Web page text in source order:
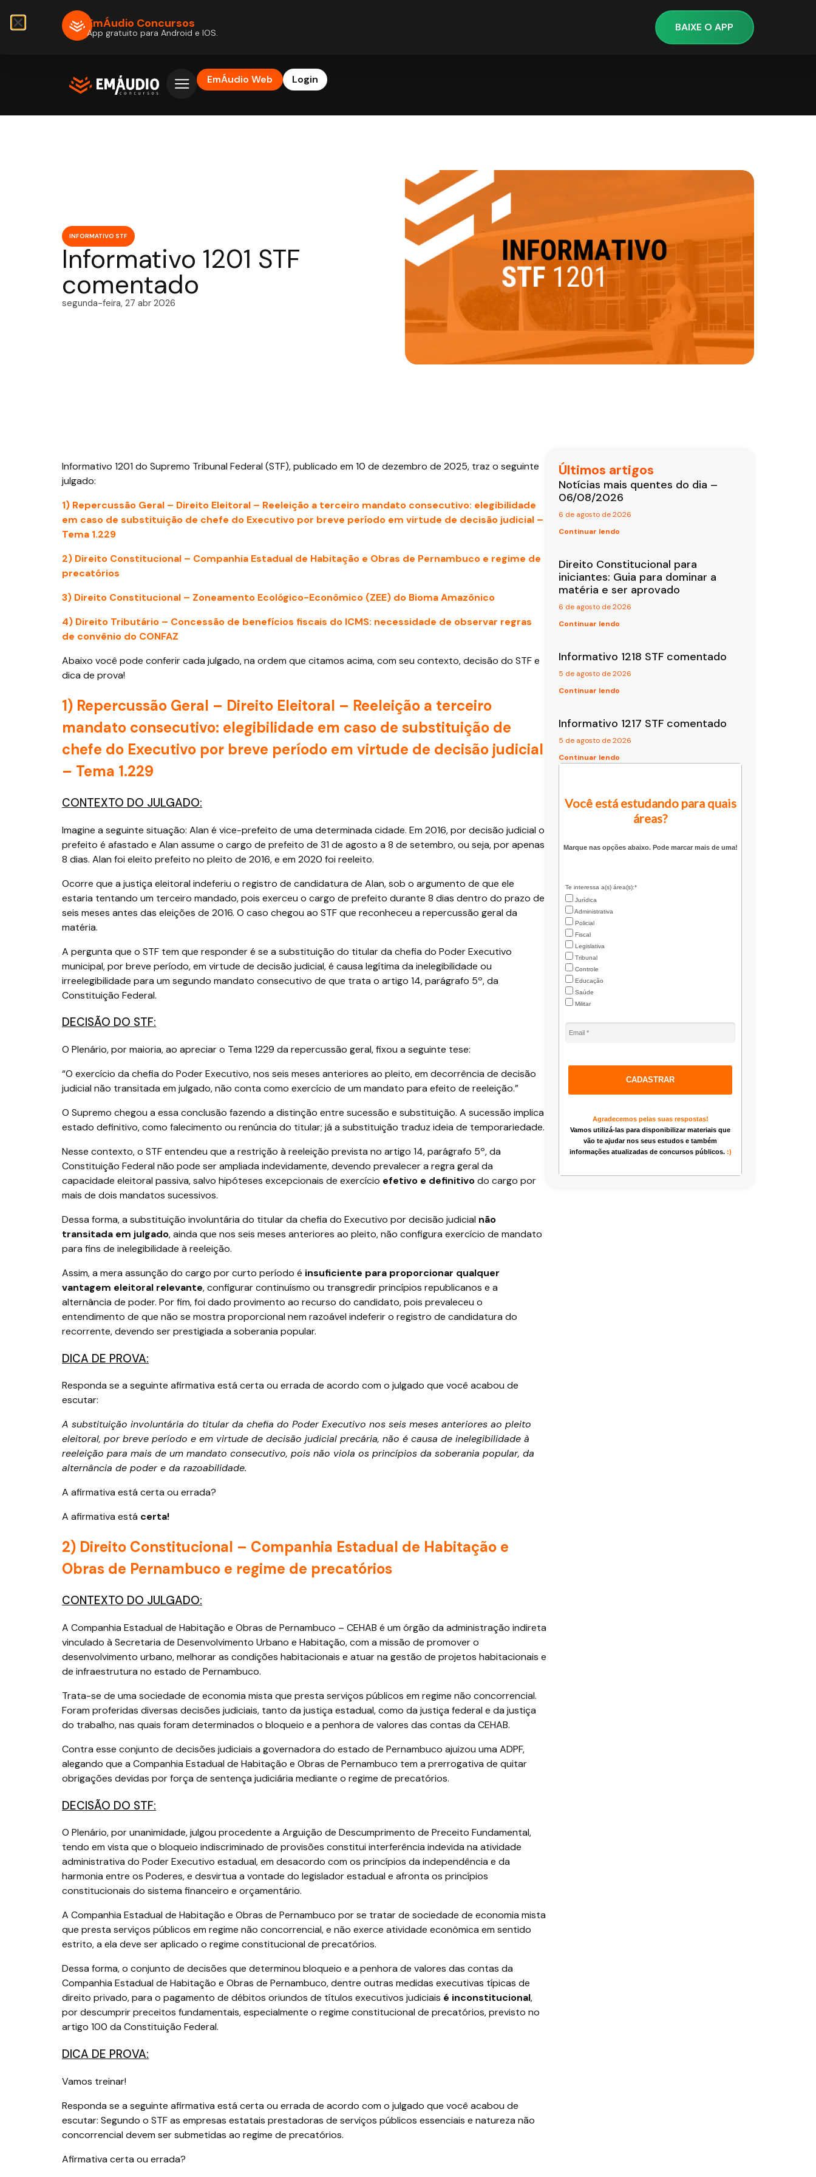
EmÁudio Web Login
INFORMATIVO STF
Informativo 1201 STF
comentado
segunda-feira, 27 abr 2026
Informativo 1201 do Supremo Tribunal Federal (STF), publicado em 10 de dezembro de 2025, traz o seguinte
julgado:
1) Repercussão Geral – Direito Eleitoral – Reeleição a terceiro mandato consecutivo: elegibilidade
em caso de substituição de chefe do Executivo por breve período em virtude de decisão judicial –
Tema 1.229
2) Direito Constitucional – Companhia Estadual de Habitação e Obras de Pernambuco e regime de
precatórios
3) Direito Constitucional – Zoneamento Ecológico-Econômico (ZEE) do Bioma Amazônico
4) Direito Tributário – Concessão de benefícios fiscais do ICMS: necessidade de observar regras
de convênio do CONFAZ
Abaixo você pode conferir cada julgado, na ordem que citamos acima, com seu contexto, decisão do STF e
dica de prova!
1) Repercussão Geral – Direito Eleitoral – Reeleição a terceiro
mandato consecutivo: elegibilidade em caso de substituição de
chefe do Executivo por breve período em virtude de decisão judicial
– Tema 1.229
CONTEXTO DO JULGADO:
Imagine a seguinte situação: Alan é vice-prefeito de uma determinada cidade. Em 2016, por decisão judicial o
prefeito é afastado e Alan assume o cargo de prefeito de 31 de agosto a 8 de setembro, ou seja, por apenas
8 dias. Alan foi eleito prefeito no pleito de 2016, e em 2020 foi reeleito.
Ocorre que a justiça eleitoral indeferiu o registro de candidatura de Alan, sob o argumento de que ele
estaria tentando um terceiro mandado, pois exerceu o cargo de prefeito durante 8 dias dentro do prazo de
seis meses antes das eleições de 2016. O caso chegou ao STF que reconheceu a repercussão geral da
matéria.
A pergunta que o STF tem que responder é se a substituição do titular da chefia do Poder Executivo
municipal, por breve período, em virtude de decisão judicial, é causa legítima da inelegibilidade ou
irreelegibilidade para um segundo mandato consecutivo de que trata o artigo 14, parágrafo 5º, da
Constituição Federal.
DECISÃO DO STF:
O Plenário, por maioria, ao apreciar o Tema 1229 da repercussão geral, fixou a seguinte tese:
“O exercício da chefia do Poder Executivo, nos seis meses anteriores ao pleito, em decorrência de decisão
judicial não transitada em julgado, não conta como exercício de um mandato para efeito de reeleição.”
O Supremo chegou a essa conclusão fazendo a distinção entre sucessão e substituição. A sucessão implica
estado definitivo, como falecimento ou renúncia do titular; já a substituição traduz ideia de temporariedade.
Nesse contexto, o STF entendeu que a restrição à reeleição prevista no artigo 14, parágrafo 5º, da
Constituição Federal não pode ser ampliada indevidamente, devendo prevalecer a regra geral da
capacidade eleitoral passiva, salvo hipóteses excepcionais de exercício efetivo e definitivodo cargo por
mais de dois mandatos sucessivos.
Dessa forma, a substituição involuntária do titular da chefia do Executivo por decisão judicial não
transitada em julgado, ainda que nos seis meses anteriores ao pleito, não configura exercício de mandato
para fins de inelegibilidade à reeleição.
Assim, a mera assunção do cargo por curto período é insuficiente para proporcionar qualquer
vantagem eleitoral relevante, configurar continuísmo ou transgredir princípios republicanos e a
alternância de poder. Por fim, foi dado provimento ao recurso do candidato, pois prevaleceu o
entendimento de que não se mostra proporcional nem razoável indeferir o registro de candidatura do
recorrente, devendo ser prestigiada a soberania popular.
DICA DE PROVA:
Responda se a seguinte afirmativa está certa ou errada de acordo com o julgado que você acabou de
escutar:
A substituição involuntária do titular da chefia do Poder Executivo nos seis meses anteriores ao pleito
eleitoral, por breve período e em virtude de decisão judicial precária, não é causa de inelegibilidade à
reeleição para mais de um mandato consecutivo, pois não viola os princípios da soberania popular, da
alternância de poder e da razoabilidade.
A afirmativa está certa ou errada?
A afirmativa está certa!
2) Direito Constitucional – Companhia Estadual de Habitação e
Obras de Pernambuco e regime de precatórios
CONTEXTO DO JULGADO:
A Companhia Estadual de Habitação e Obras de Pernambuco – CEHAB é um órgão da administração indireta
vinculado à Secretaria de Desenvolvimento Urbano e Habitação, com a missão de promover o
desenvolvimento urbano, melhorar as condições habitacionais e atuar na gestão de projetos habitacionais e
de infraestrutura no estado de Pernambuco.
Trata-se de uma sociedade de economia mista que presta serviços públicos em regime não concorrencial.
Foram proferidas diversas decisões judiciais, tanto da justiça estadual, como da justiça federal e da justiça
do trabalho, nas quais foram determinados o bloqueio e a penhora de valores das contas da CEHAB.
Contra esse conjunto de decisões judiciais a governadora do estado de Pernambuco ajuizou uma ADPF,
alegando que a Companhia Estadual de Habitação e Obras de Pernambuco tem a prerrogativa de quitar
obrigações devidas por força de sentença judiciária mediante o regime de precatórios.
DECISÃO DO STF:
O Plenário, por unanimidade, julgou procedente a Arguição de Descumprimento de Preceito Fundamental,
tendo em vista que o bloqueio indiscriminado de provisões constitui interferência indevida na atividade
administrativa do Poder Executivo estadual, em desacordo com os princípios da independência e da
harmonia entre os Poderes, e desvirtua a vontade do legislador estadual e afronta os princípios
constitucionais do sistema financeiro e orçamentário.
A Companhia Estadual de Habitação e Obras de Pernambuco por se tratar de sociedade de economia mista
que presta serviços públicos em regime não concorrencial, e não exerce atividade econômica em sentido
estrito, a ela deve ser aplicado o regime constitucional de precatórios.
Dessa forma, o conjunto de decisões que determinou bloqueio e a penhora de valores das contas da
Companhia Estadual de Habitação e Obras de Pernambuco, dentre outras medidas executivas típicas de
direito privado, para o pagamento de débitos oriundos de títulos executivos judiciais é inconstitucional,
por descumprir preceitos fundamentais, especialmente o regime constitucional de precatórios, previsto no
artigo 100 da Constituição Federal.
DICA DE PROVA:
Vamos treinar!
Responda se a seguinte afirmativa está certa ou errada de acordo com o julgado que você acabou de
escutar: Segundo o STF as empresas estatais prestadoras de serviços públicos essenciais e natureza não
concorrencial devem ser submetidas ao regime de precatórios.
Afirmativa certa ou errada?
Últimos artigos
Notícias mais quentes do dia –
06/08/2026
6 de agosto de 2026
Continuar lendo
Direito Constitucional para
iniciantes: Guia para dominar a
matéria e ser aprovado
6 de agosto de 2026
Continuar lendo
Informativo 1218 STF comentado
5 de agosto de 2026
Continuar lendo
Informativo 1217 STF comentado
5 de agosto de 2026
Continuar lendo
Você está estudando para quais
áreas?
Marque nas opções abaixo. Pode marcar mais de uma!
Te interessa a(s) área(s):*
Jurídica
Administrativa
Policial
Fiscal
Legislativa
Tribunal
Controle
Educação
Saúde
Militar
CADASTRAR
Agradecemos pelas suas respostas!
Vamos utilizá-las para disponibilizar materiais que
vão te ajudar nos seus estudos e também
informações atualizadas de concursos públicos. :)
EmÁudio Concursos
App gratuito para Android e IOS. BAIXE O APP